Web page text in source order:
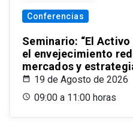
Conferencias
Seminario: “El
el envejecimiento
mercados y
19 de Agosto de 2026
09:00 a 11:00 horas